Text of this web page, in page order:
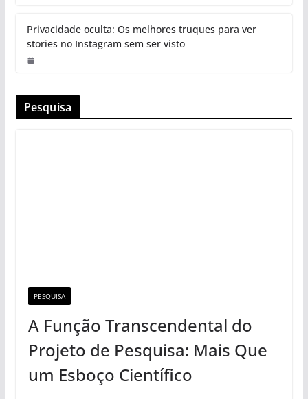
Privacidade oculta: Os melhores truques para ver
stories no Instagram sem ser visto
Pesquisa
PESQUISA
A Função Transcendental do
Projeto de Pesquisa: Mais Que
um Esboço Científico